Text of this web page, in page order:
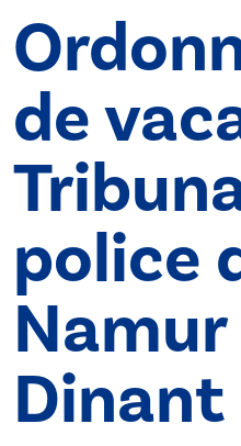
de
police
Namur
Dinant